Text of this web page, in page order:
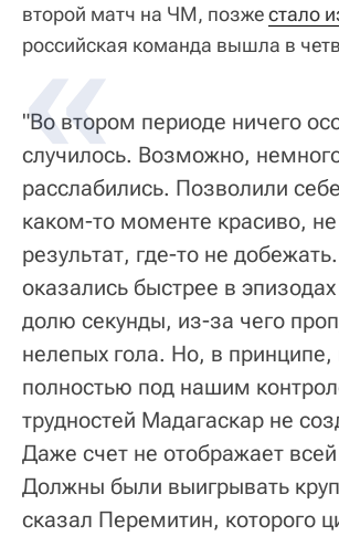
второй матч на ЧМ, позжестало
российская команда вышла в
"Во втором периоде ничего
случилось. Возможно,
расслабились. Позволили
каком-то моменте красиво,
результат, где-то не
оказались быстрее в
долю секунды, из-за чего
нелепых гола. Но, в принципе,
полностью под нашим
трудностей Мадагаскар не
Даже счет не отображает
Должны были выигрывать
сказал Перемитин, которого